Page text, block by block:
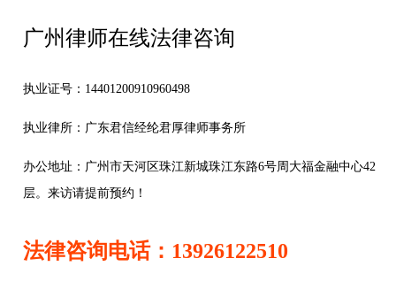
广州律师在线法律咨询
执业证号：14401200910960498
执业律所：广东君信经纶君厚律师事务所
办公地址： 广州市天河区珠江新城珠江东路6号周大福金融中心42
层。来访请提前预约！
法律咨询电话：13926122510